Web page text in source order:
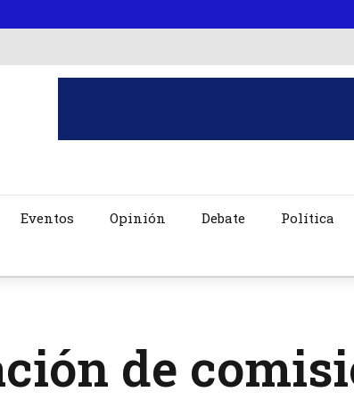
Eventos Opinión Debate Política
de